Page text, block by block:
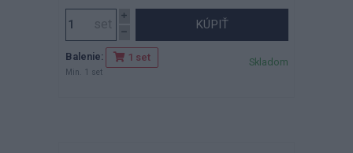
KÚPIŤ
Balenie: 1 set
Min. 1 set
Skladom